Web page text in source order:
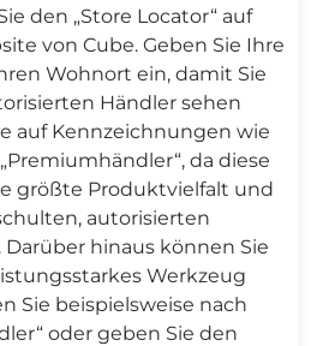
den „Store Locator“ auf
von Cube. Geben Sie Ihre
Wohnort ein, damit Sie
Händler sehen
auf Kennzeichnungen wie
da diese
größte Produktvielfalt und
autorisierten
hinaus können Sie
Werkzeug
Sie beispielsweise nach
oder geben Sie den